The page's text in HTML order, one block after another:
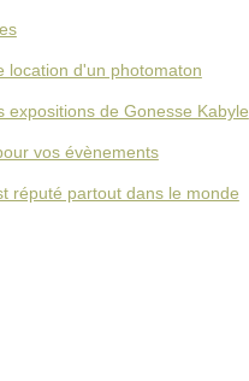
location d'un photomaton
expositions de Gonesse Kabyle
vos évènements
réputé partout dans le monde